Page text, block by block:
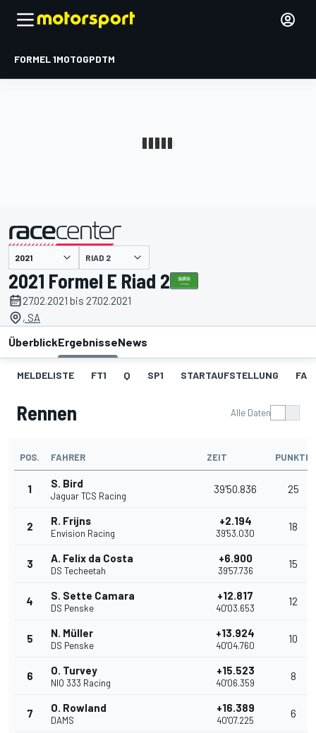
FORMEL 1MOTOGPDTM
RIAD 2
2021 Formel E Riad 2
27.02.2021 bis 27.02.2021
, SA
ÜberblickErgebnisseNews
MELDELISTE FT1 Q SP1 STARTAUFSTELLUNG
Rennen Alle Daten
POS. FAHRER ZEIT PUNKTE
1 S. Bird
Jaguar TCS Racing
39'50.836 25
2 R. Frijns
Envision Racing
+2.194
39'53.030
18
3 A. Felix da Costa
DS Techeetah
+6.900
39'57.736
15
4 S. Sette Camara
DS Penske
+12.817
40'03.653
12
5 N. Müller
DS Penske
+13.924
40'04.760
10
6 O. Turvey
NIO 333 Racing
+15.523
40'06.359
8
7 O. Rowland
DAMS
+16.389
40'07.225
6